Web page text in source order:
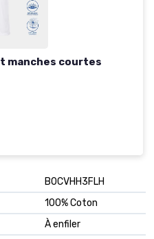
manches courtes
B0CVHH3FLH
100% Coton
À enfiler